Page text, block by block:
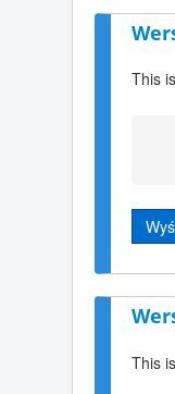
This
This